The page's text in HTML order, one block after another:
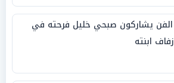
يشاركون صبحي خليل فرحته في
ابنته